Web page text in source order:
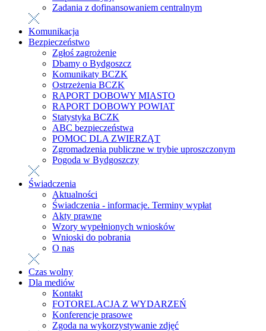
Zadania z dofinansowaniem centralnym
Komunikacja
Bezpieczeństwo
Zgłoś zagrożenie
Dbamy o Bydgoszcz
Komunikaty BCZK
Ostrzeżenia BCZK
RAPORT DOBOWY MIASTO
RAPORT DOBOWY POWIAT
Statystyka BCZK
ABC bezpieczeństwa
POMOC DLA ZWIERZĄT
Zgromadzenia publiczne w trybie uproszczonym
Pogoda w Bydgoszczy
Świadczenia
Aktualności
Świadczenia - informacje. Terminy wypłat
Akty prawne
Wzory wypełnionych wniosków
Wnioski do pobrania
O nas
Czas wolny
Dla mediów
Kontakt
FOTORELACJA Z WYDARZEŃ
Konferencje prasowe
Zgoda na wykorzystywanie zdjęć